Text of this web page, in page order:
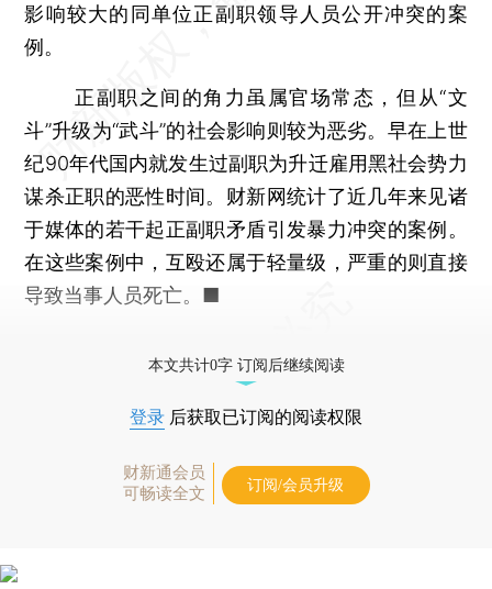
影响较大的同单位正副职领导人员公开冲突的案
例。
正副职之间的角力虽属官场常态，但从“文
斗”升级为“武斗”的社会影响则较为恶劣。早在上世
纪90年代国内就发生过副职为升迁雇用黑社会势力
谋杀正职的恶性时间。财新网统计了近几年来见诸
于媒体的若干起正副职矛盾引发暴力冲突的案例。
在这些案例中，互殴还属于轻量级，严重的则直接
导致当事人员死亡。■
本文共计0字 订阅后继续阅读
登录 后获取已订阅的阅读权限
财新通会员
可畅读全文
订阅/会员升级